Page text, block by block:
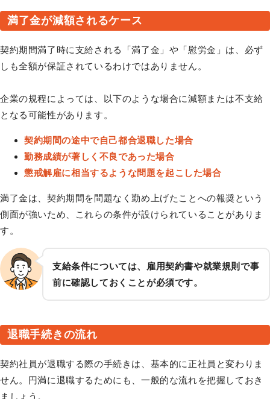
満了金が減額されるケース
契約期間満了時に支給される「満了金」や「慰労金」は、必ず
しも全額が保証されているわけではありません。
企業の規程によっては、以下のような場合に減額または不支給
となる可能性があります。
契約期間の途中で自己都合退職した場合
勤務成績が著しく不良であった場合
懲戒解雇に相当するような問題を起こした場合
満了金は、契約期間を問題なく勤め上げたことへの報奨という
側面が強いため、これらの条件が設けられていることがありま
す。
支給条件については、雇用契約書や就業規則で事
前に確認しておくことが必須です。
退職手続きの流れ
契約社員が退職する際の手続きは、基本的に正社員と変わりま
せん。円満に退職するためにも、一般的な流れを把握しておき
ましょう。